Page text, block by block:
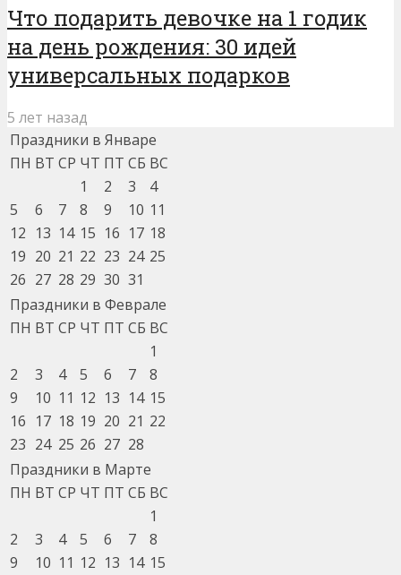
Что подарить девочке на 1 годик
на день рождения: 30 идей
универсальных подарков
5 лет назад
Праздники в Январе
ПН ВТ СР ЧТ ПТ СБ ВС
1
2 3
4
5
6 7 8 9 10 11
12 13 14 15 16 17 18
19 20 21 22 23 24 25
26 27 28 29 30 31
Праздники в Феврале
ПН ВТ СР ЧТ ПТ СБ ВС
1
2
3 4 5 6 7
8
9
10 11 12 13 14 15
16 17 18 19 20 21 22
23 24 25 26 27 28
Праздники в Марте
ПН ВТ СР ЧТ ПТ СБ ВС
1
2
3 4 5 6 7
8
9
10 11 12 13 14 15